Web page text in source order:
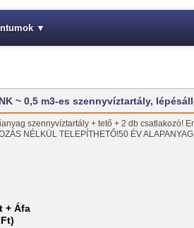
▾
~ 0,5 m3-es szennyvíztartály,
szennyvíztartály + tető + 2 db csatlakozó!
NÉLKÜL TELEPÍTHETŐ!50 ÉV
+ Áfa